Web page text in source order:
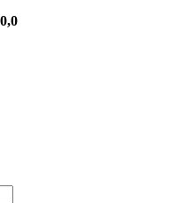
0,0